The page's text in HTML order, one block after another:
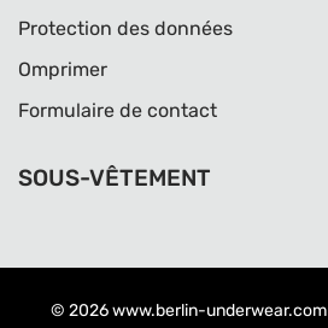
Protection des données
Omprimer
Formulaire de contact
SOUS-VÊTEMENT
© 2026www.berlin-underwear.com